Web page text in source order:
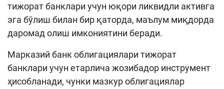
тижорат банклари учун юқори ликвидли активга
эга бўлиш билан бир қаторда, маълум миқдорда
даромад олиш имкониятини беради.
Марказий банк облигациялари тижорат
банклари учун етарлича жозибадор инструмент
ҳисобланади, чунки мазкур облигациялар